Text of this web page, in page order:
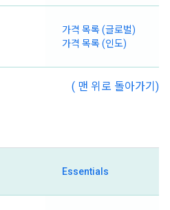
가격 목록 (글로벌)
가격 목록 (인도)
( 맨 위로 돌아가기)
Essentials